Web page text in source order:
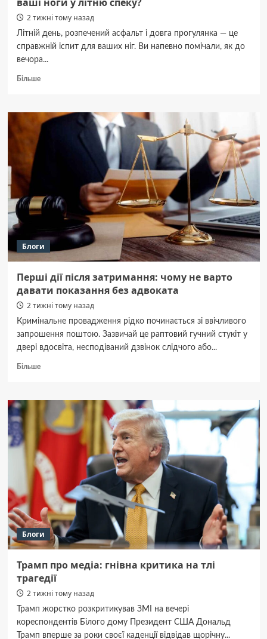
2 тижні тому назад
Літній день, розпечений асфальт і довга прогулянка — це
справжній іспит для ваших ніг. Ви напевно помічали, як до
вечора...
БільшеДокладніше
шкіряні
босоніжки
можуть
літню
спеку?
Блоги
Перші дії після затримання: чому не варто
давати показання без адвоката
2 тижні тому назад
Кримінальне провадження рідко починається зі ввічливого
запрошення поштою. Зазвичай це раптовий гучний стукіт у
двері вдосвіта, несподіваний дзвінок слідчого або...
БільшеДокладніше
дії
затримання:
чому
варто
давати
показання
без
адвоката
Блоги
Трамп про медіа: гнівна критика на тлі
трагедії
2 тижні тому назад
Трамп жорстко розкритикував ЗМІ на вечері
кореспондентів Білого дому Президент США Дональд
Трамп вперше за роки своєї каденції відвідав щорічну...